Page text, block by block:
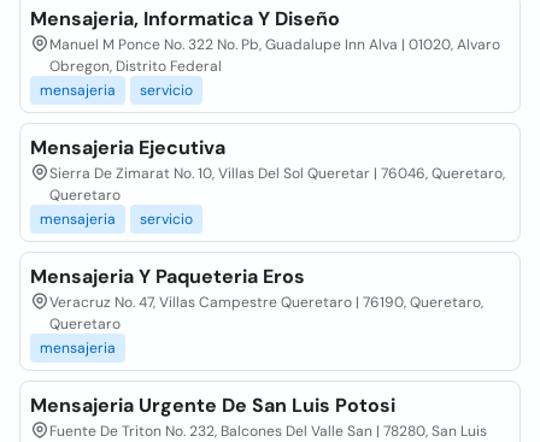
Mensajeria, Informatica Y Diseño
Manuel M Ponce No. 322 No. Pb, Guadalupe Inn Alva | 01020, Alvaro
Obregon, Distrito Federal
mensajeria
servicio
Mensajeria Ejecutiva
Sierra De Zimarat No. 10, Villas Del Sol Queretar | 76046, Queretaro,
Queretaro
mensajeria
servicio
Mensajeria Y Paqueteria Eros
Veracruz No. 47, Villas Campestre Queretaro | 76190, Queretaro,
Queretaro
mensajeria
Mensajeria Urgente De San Luis Potosi
Fuente De Triton No. 232, Balcones Del Valle San | 78280, San Luis